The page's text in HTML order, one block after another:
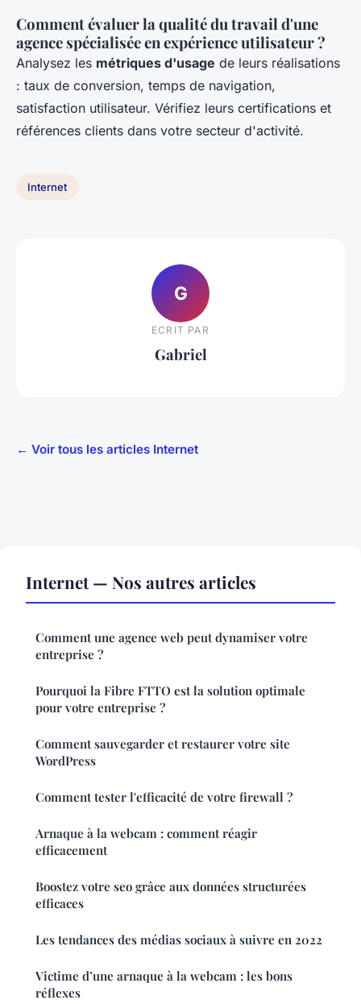
Comment évaluer la qualité du travail d'une
agence spécialisée en expérience utilisateur ?
Analysez les métriques d'usage de leurs réalisations
: taux de conversion, temps de navigation,
satisfaction utilisateur. Vérifiez leurs certifications et
références clients dans votre secteur d'activité.
Internet
G
ECRIT PAR
Gabriel
← Voir tous les articles Internet
Internet — Nos autres articles
Comment une agence web peut dynamiser votre
entreprise ?
Pourquoi la Fibre FTTO est la solution optimale
pour votre entreprise ?
Comment sauvegarder et restaurer votre site
WordPress
Comment tester l'efficacité de votre firewall ?
Arnaque à la webcam : comment réagir
efficacement
Boostez votre seo grâce aux données structurées
efficaces
Les tendances des médias sociaux à suivre en 2022
Victime d’une arnaque à la webcam : les bons
réflexes